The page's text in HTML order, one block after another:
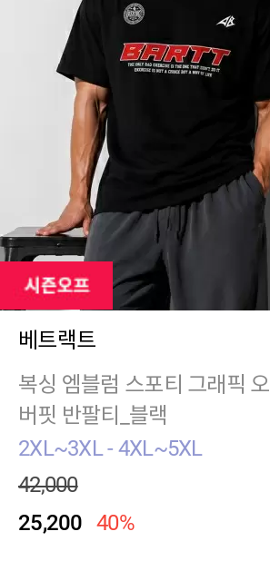
베트랙트
복싱 엠블럼 스포티 그래픽 오
버핏 반팔티_블랙
2XL~3XL - 4XL~5XL
42,000
25,200 40%